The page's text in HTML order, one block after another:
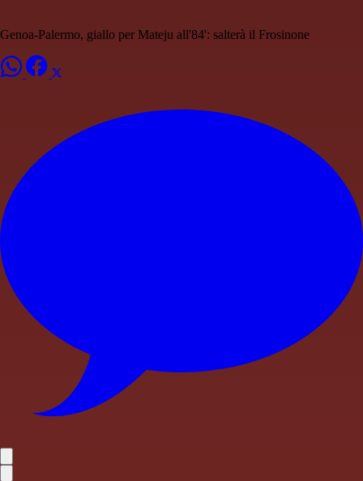
Genoa-Palermo, giallo per Mateju all'84': salterà il Frosinone